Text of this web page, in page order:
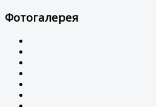
Фотогалерея